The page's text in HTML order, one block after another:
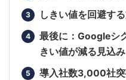
しきい値を回避す
最後に：Googleシ
きい値が減る見込み
導入社数3,000社